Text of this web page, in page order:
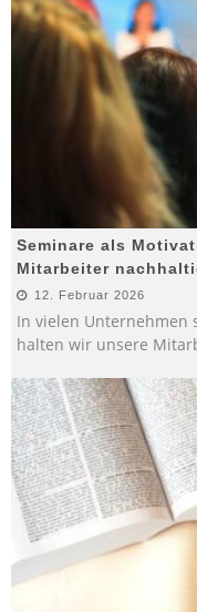
Seminare als
Mitarbeiter
12. Februar 2026
In vielen Unternehmen
halten wir unsere